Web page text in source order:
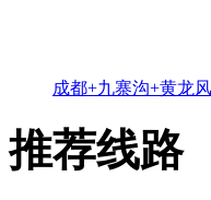
成都+九寨沟+黄龙
推荐线路